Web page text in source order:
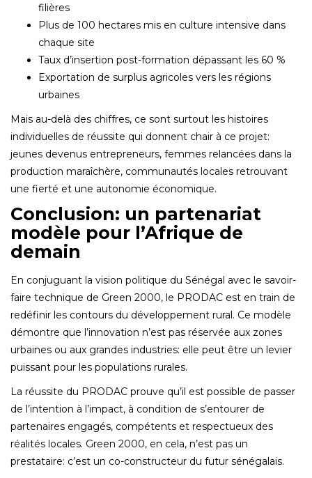
filières
Plus de 100 hectares mis en culture intensive dans
chaque site
Taux d’insertion post-formation dépassant les 60 %
Exportation de surplus agricoles vers les régions
urbaines
Mais au-delà des chiffres‚ ce sont surtout les histoires
individuelles de réussite qui donnent chair à ce projet:
jeunes devenus entrepreneurs‚ femmes relancées dans la
production maraîchère‚ communautés locales retrouvant
une fierté et une autonomie économique.
Conclusion: un partenariat
modèle pour l’Afrique de
demain
En conjuguant la vision politique du Sénégal avec le savoir-
faire technique de Green 2000‚ le PRODAC est en train de
redéfinir les contours du développement rural. Ce modèle
démontre que l’innovation n’est pas réservée aux zones
urbaines ou aux grandes industries: elle peut être un levier
puissant pour les populations rurales.
La réussite du PRODAC prouve qu’il est possible de passer
de l’intention à l’impact‚ à condition de s’entourer de
partenaires engagés‚ compétents et respectueux des
réalités locales. Green 2000‚ en cela‚ n’est pas un
prestataire: c’est un co-constructeur du futur sénégalais.